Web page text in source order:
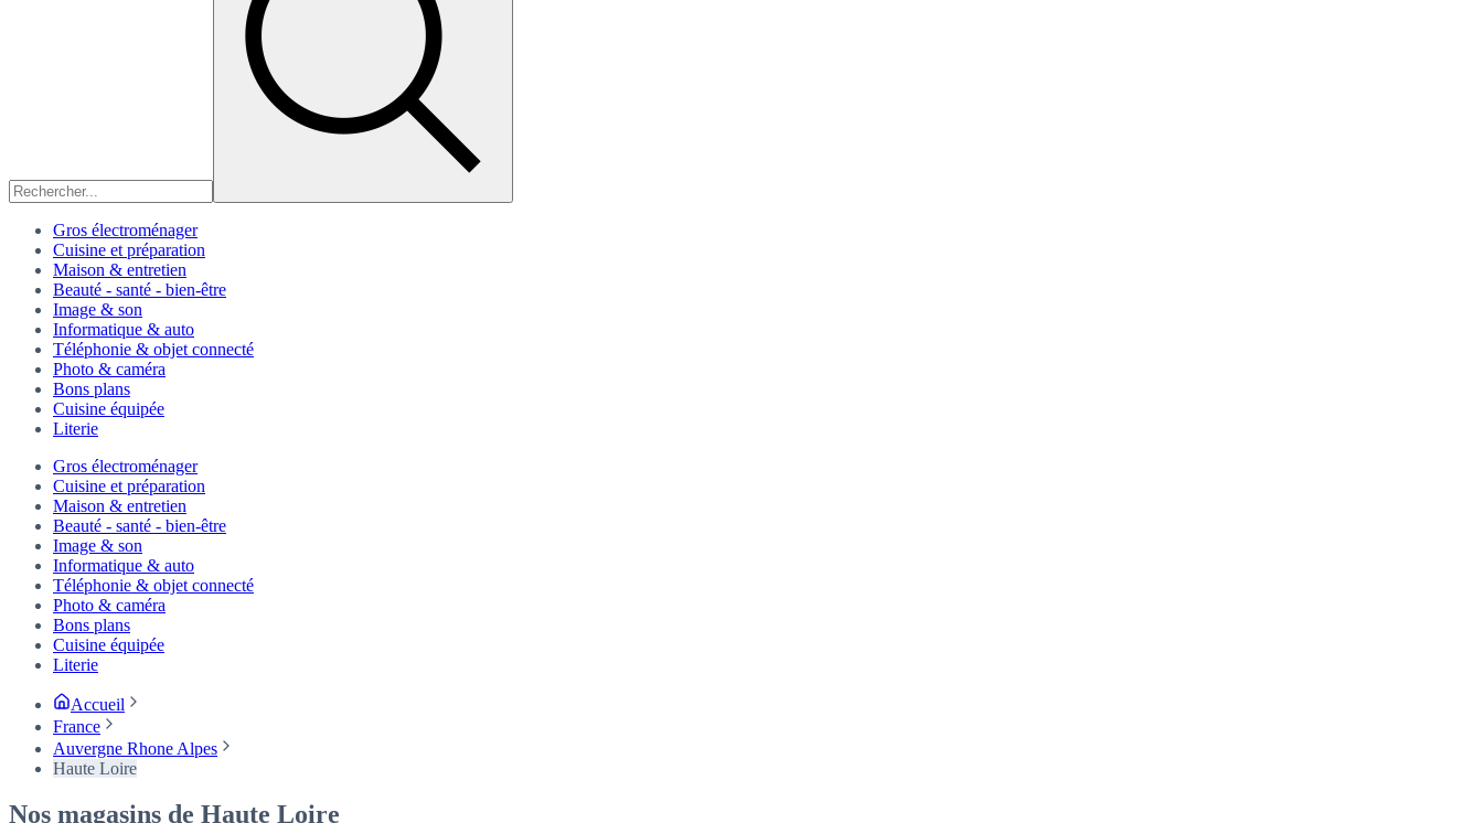
Gros électroménager
Cuisine et préparation
Maison & entretien
Beauté - santé - bien-être
Image & son
Informatique & auto
Téléphonie & objet connecté
Photo & caméra
Bons plans
Cuisine équipée
Literie
Gros électroménager
Cuisine et préparation
Maison & entretien
Beauté - santé - bien-être
Image & son
Informatique & auto
Téléphonie & objet connecté
Photo & caméra
Bons plans
Cuisine équipée
Literie
Accueil
France
Auvergne Rhone Alpes
Haute Loire
Nos magasins de Haute Loire